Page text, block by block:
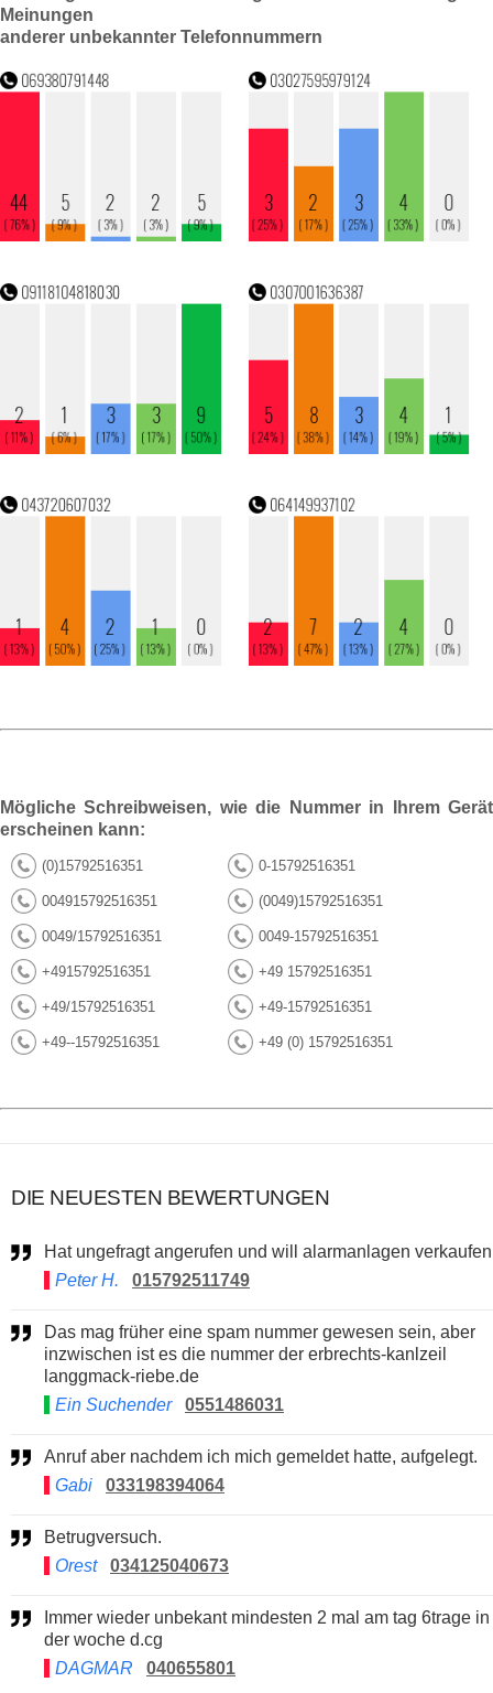
Meinungen
anderer unbekannter Telefonnummern
Mögliche Schreibweisen, wie die Nummer in Ihrem Gerät
erscheinen kann:
(0)15792516351 0-15792516351
004915792516351 (0049)15792516351
0049/15792516351 0049-15792516351
+4915792516351 +49 15792516351
+49/15792516351 +49-15792516351
+49--15792516351 +49 (0) 15792516351
DIE NEUESTEN BEWERTUNGEN
Hat ungefragt angerufen und will alarmanlagen verkaufen
Peter H.
015792511749
Das mag früher eine spam nummer gewesen sein, aber
inzwischen ist es die nummer der erbrechts-kanlzeil
langgmack-riebe.de
Ein Suchender
0551486031
Anruf aber nachdem ich mich gemeldet hatte, aufgelegt.
Gabi
033198394064
Betrugversuch.
Orest
034125040673
der woche d.cg
DAGMAR
040655801